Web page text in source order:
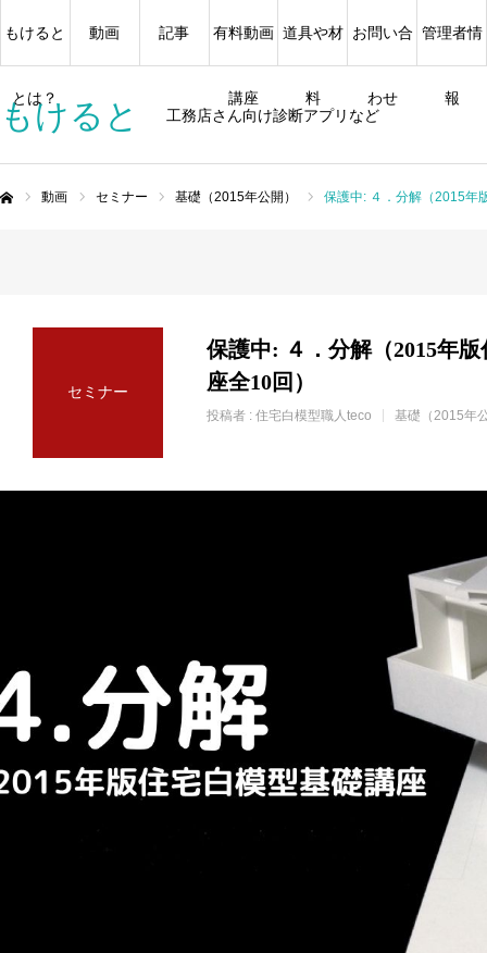
もけると 工務店さん向け診断アプリなど
もけると
とは？
動画 記事 有料動画
講座
道具や材
料
お問い合
わせ
管理者情
報
動画 セミナー 基礎（2015年公開） 保護中: ４．分解（2015年
セミナー
保護中: ４．分解（2015年
座全10回）
投稿者 : 住宅白模型職人teco 基礎（2015年